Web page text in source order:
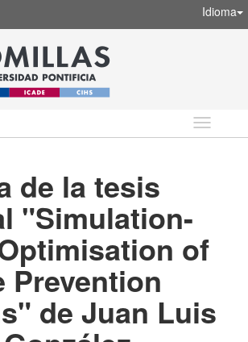
Idioma
Idioma
de la tesis
"Simulation-
of
Prevention
de Juan Luis